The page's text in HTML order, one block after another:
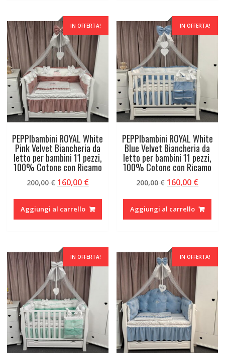
IN OFFERTA!
PEPPIbambini ROYAL White
Pink Velvet Biancheria da
letto per bambini 11 pezzi,
100% Cotone con Ricamo
200,00€ Il
originale
era:
160,00 €Il
attuale
è:
Aggiungi al carrello
IN OFFERTA!
PEPPIbambini ROYAL White
Blue Velvet Biancheria da
letto per bambini 11 pezzi,
100% Cotone con Ricamo
200,00€ Il
originale
era:
160,00 €Il
è:
Aggiungi al carrello
IN OFFERTA! IN OFFERTA!